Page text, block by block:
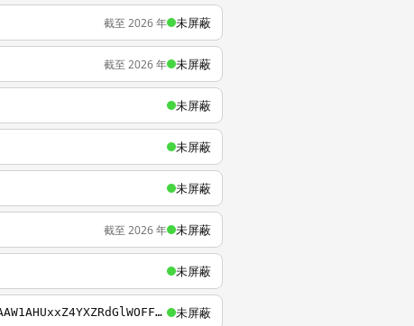
截至 2026 年 未屏蔽
截至 2026 年 未屏蔽
未屏蔽
未屏蔽
未屏蔽
截至 2026 年 未屏蔽
未屏蔽
https://zoom.us/w/98046170311?tk=8EqiZ1XQeO0XUUPskbqBLwR03DnaNCb6LNCUQJuoJ6Q.DQMAAAAW1AHUxxZ4YXZRdGlWOFFEQ0hsTmRwYmNBVUlRAAAAAAAAAAAAAAAAAAAAAAAAAAAAAA&uuid=WN_GuTRea8RT8uHie6-CSrt8A 未屏蔽